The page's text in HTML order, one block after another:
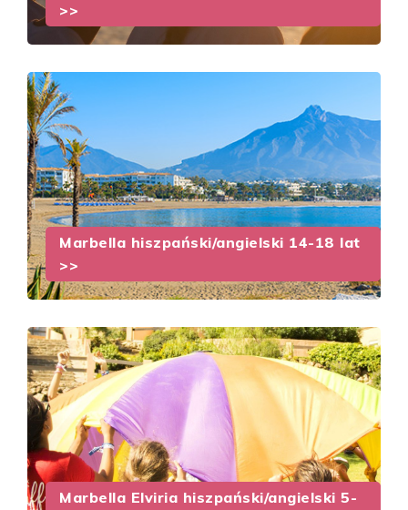
>>
Marbella hiszpański/angielski 14-18 lat
>>
Marbella Elviria hiszpański/angielski 5-